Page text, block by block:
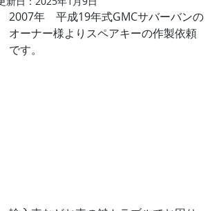
2007年　平成19年式GMCサバーバンの
オーナー様よりスペアキーの作製依頼
です。